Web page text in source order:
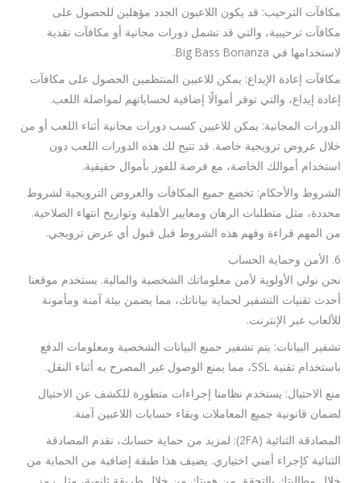
مكافآت الترحيب: قد يكون اللاعبون الجدد مؤهلين للحصول على
مكافآت ترحيبية، والتي قد تشمل دورات مجانية أو مكافآت نقدية
لاستخدامها في Big Bass Bonanza.
مكافآت إعادة الإيداع: يمكن للاعبين المنتظمين الحصول على مكافآت
إعادة إيداع، والتي توفر أموالًا إضافية لحساباتهم لمواصلة اللعب.
الدورات المجانية: يمكن للاعبين كسب دورات مجانية أثناء اللعب أو من
خلال عروض ترويجية خاصة. قد تتيح لك هذه الدورات اللعب دون
استخدام أموالك الخاصة، مع فرصة للفوز بأموال حقيقية.
الشروط والأحكام: تخضع جميع المكافآت والعروض الترويجية لشروط
محددة، مثل متطلبات الرهان ومعايير الأهلية وتواريخ انتهاء الصلاحية.
من المهم قراءة وفهم هذه الشروط قبل قبول أي عرض ترويجي.
6. الأمن وحماية الحساب
نحن نولي الأولوية لأمن معلوماتك الشخصية والمالية. يستخدم موقعنا
أحدث تقنيات التشفير لحماية بياناتك، مما يضمن بيئة آمنة ومأمونة
للألعاب عبر الإنترنت.
تشفير البيانات: يتم تشفير جميع البيانات الشخصية ومعلومات الدفع
باستخدام تقنية SSL، مما يمنع الوصول غير المصرح به أثناء النقل.
منع الاحتيال: يستخدم نظامنا إجراءات متطورة للكشف عن الاحتيال
لضمان قانونية جميع المعاملات وبقاء حسابات اللاعبين آمنة.
المصادقة الثنائية (2FA): لمزيد من حماية حسابك، نقدم المصادقة
الثنائية كإجراء أمني اختياري. يضيف هذا طبقة إضافية من الحماية من